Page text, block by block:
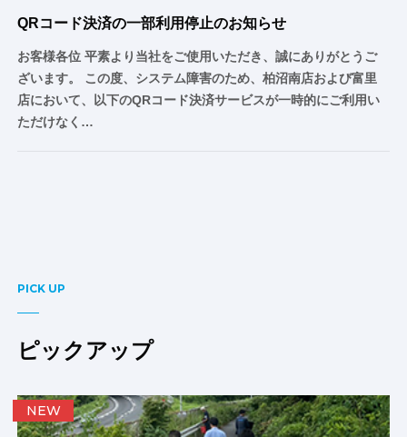
QRコード決済の一部利用停止のお知らせ
お客様各位 平素より当社をご使用いただき、誠にありがとうご
ざいます。 この度、システム障害のため、柏沼南店および富里
店において、以下のQRコード決済サービスが一時的にご利用い
ただけなく…
PICK UP
ピックアップ
NEW